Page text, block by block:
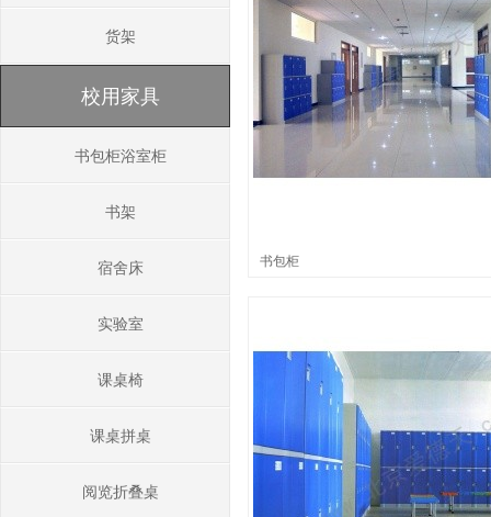
货架
校用家具
书包柜浴室柜
书架
宿舍床
实验室
课桌椅
课桌拼桌
阅览折叠桌
书包柜